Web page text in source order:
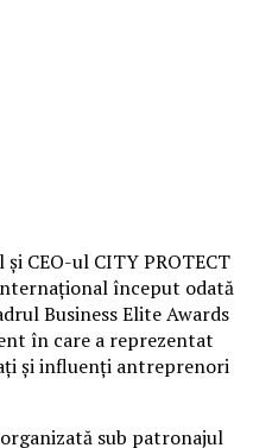
CEO-ul CITY PROTECT
început odată
Business Elite Awards
în care a reprezentat
și influenți antreprenori
sub patronajul